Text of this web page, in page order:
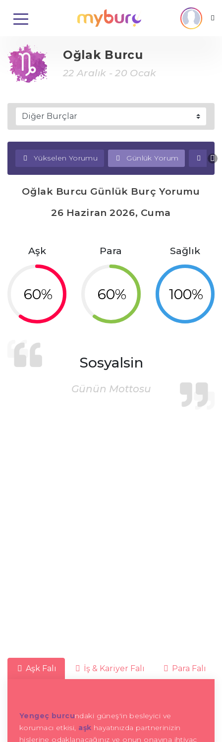
Oğlak Burcu
22 Aralık - 20 Ocak
Yükselen Yorumu Günlük Yorum
Oğlak Burcu Günlük Burç Yorumu
26 Haziran 2026, Cuma
Aşk
60%
Para
60%
Sağlık
100%
Sosyalsin
Günün Mottosu
Aşk Falı İş & Kariyer Falı Para Falı
Yengeç burcundaki güneş'in besleyici ve
korumacı etkisi, aşk hayatınızda partnerinizin
hislerine odaklanacağınız ve onun onayına ihtiyaç